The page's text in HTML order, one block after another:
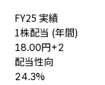
FY25 実績
1株配当 (年間)
18.00円+2
配当性向
24.3%